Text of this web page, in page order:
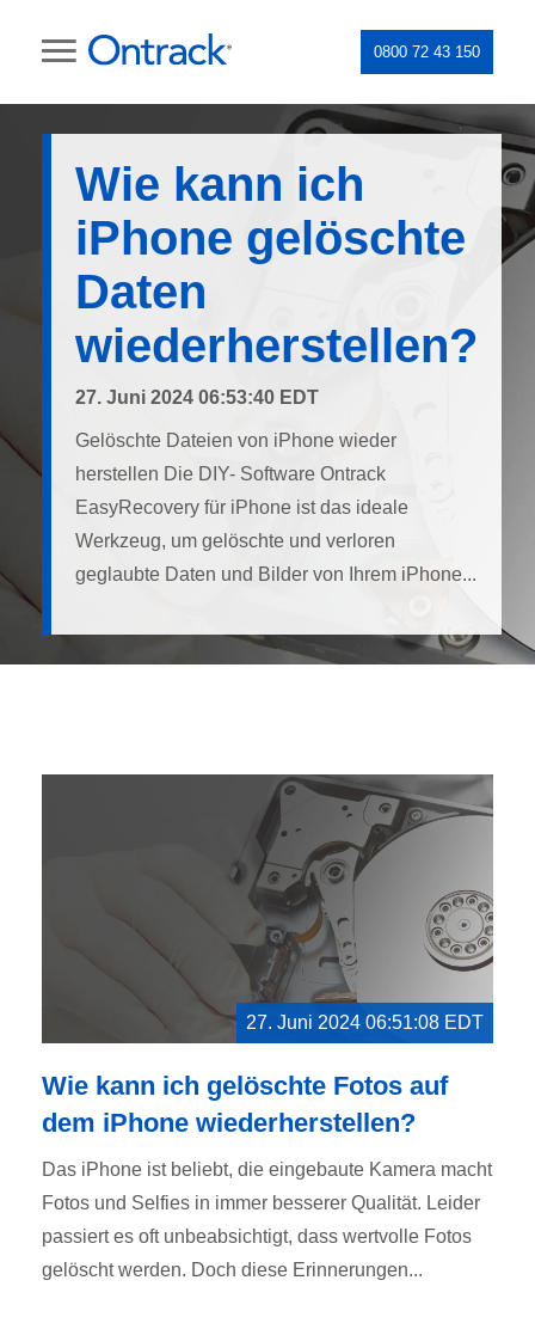
0800 72 43 150
Wie kann ich
iPhone gelöschte
Daten
wiederherstellen?
27. Juni 2024 06:53:40 EDT
Gelöschte Dateien von iPhone wieder
herstellen Die DIY- Software Ontrack
EasyRecovery für iPhone ist das ideale
Werkzeug, um gelöschte und verloren
geglaubte Daten und Bilder von Ihrem iPhone...
27. Juni 2024 06:51:08 EDT
Wie kann ich gelöschte Fotos auf
dem iPhone wiederherstellen?
Das iPhone ist beliebt, die eingebaute Kamera macht
Fotos und Selfies in immer besserer Qualität. Leider
passiert es oft unbeabsichtigt, dass wertvolle Fotos
gelöscht werden. Doch diese Erinnerungen...